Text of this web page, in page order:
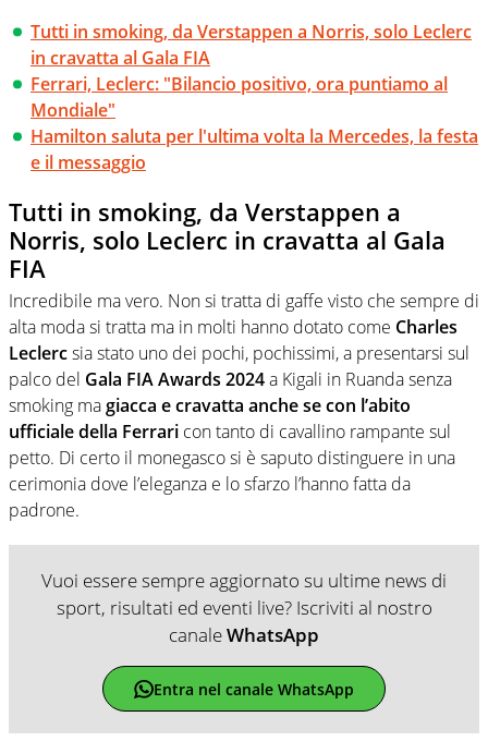
Tutti in smoking, da Verstappen a Norris, solo Leclerc
in cravatta al Gala FIA
Ferrari, Leclerc: "Bilancio positivo, ora puntiamo al
Mondiale"
Hamilton saluta per l'ultima volta la Mercedes, la festa
e il messaggio
Tutti in smoking, da Verstappen a
Norris, solo Leclerc in cravatta al Gala
FIA
Incredibile ma vero. Non si tratta di gaffe visto che sempre di
alta moda si tratta ma in molti hanno dotato come Charles
Leclercsia stato uno dei pochi, pochissimi, a presentarsi sul
palco del Gala FIA Awards 2024a Kigali in Ruanda senza
smoking magiacca e cravatta anche se con l’abito
ufficiale della Ferrari con tanto di cavallino rampante sul
petto. Di certo il monegasco si è saputo distinguere in una
cerimonia dove l’eleganza e lo sfarzo l’hanno fatta da
padrone.
Vuoi essere sempre aggiornato su ultime news di
sport, risultati ed eventi live? Iscriviti al nostro
canaleWhatsApp
Entra nel canale WhatsApp